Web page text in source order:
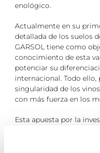
enológico.
Actualmente en su
detallada de los suelos
GARSOL tiene como
conocimiento de esta
potenciar su
internacional. Todo
singularidad de los
con más fuerza en los
Esta apuesta por la
durante la Wine